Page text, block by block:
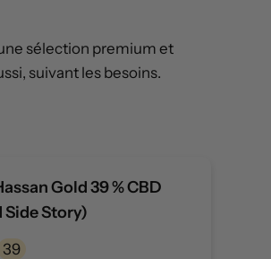
sélection premium et
suivant les besoins.
Gold 39 % CBD
Side Story)
39